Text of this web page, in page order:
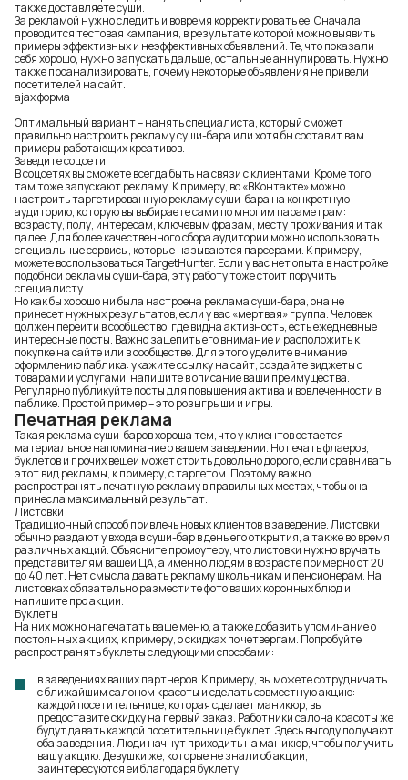
также доставляете суши.
За рекламой нужно следить и вовремя корректировать ее. Сначала
проводится тестовая кампания, в результате которой можно выявить
примеры эффективных и неэффективных объявлений. Те, что показали
себя хорошо, нужно запускать дальше, остальные аннулировать. Нужно
также проанализировать, почему некоторые объявления не привели
посетителей на сайт.
ajax форма
Оптимальный вариант – нанять специалиста, который сможет
правильно настроить рекламу суши-бара или хотя бы составит вам
примеры работающих креативов.
Заведите соцсети
В соцсетях вы сможете всегда быть на связи с клиентами. Кроме того,
там тоже запускают рекламу. К примеру, во «ВКонтакте» можно
настроить таргетированную рекламу суши-бара на конкретную
аудиторию, которую вы выбираете сами по многим параметрам:
возрасту, полу, интересам, ключевым фразам, месту проживания и так
далее. Для более качественного сбора аудитории можно использовать
специальные сервисы, которые называются парсерами. К примеру,
можете воспользоваться TargetHunter. Если у вас нет опыта в настройке
подобной рекламы суши-бара, эту работу тоже стоит поручить
специалисту.
Но как бы хорошо ни была настроена реклама суши-бара, она не
принесет нужных результатов, если у вас «мертвая» группа. Человек
должен перейти в сообщество, где видна активность, есть ежедневные
интересные посты. Важно зацепить его внимание и расположить к
покупке на сайте или в сообществе. Для этого уделите внимание
оформлению паблика: укажите ссылку на сайт, создайте виджеты с
товарами и услугами, напишите в описание ваши преимущества.
Регулярно публикуйте посты для повышения актива и вовлеченности в
паблике. Простой пример – это розыгрыши и игры.
Печатная реклама
Такая реклама суши-баров хороша тем, что у клиентов остается
материальное напоминание о вашем заведении. Но печать флаеров,
буклетов и прочих вещей может стоить довольно дорого, если сравнивать
этот вид рекламы, к примеру, с таргетом. Поэтому важно
распространять печатную рекламу в правильных местах, чтобы она
принесла максимальный результат.
Листовки
Традиционный способ привлечь новых клиентов в заведение. Листовки
обычно раздают у входа в суши-бар в день его открытия, а также во время
различных акций. Объясните промоутеру, что листовки нужно вручать
представителям вашей ЦА, а именно людям в возрасте примерно от 20
до 40 лет. Нет смысла давать рекламу школьникам и пенсионерам. На
листовках обязательно разместите фото ваших коронных блюд и
напишите про акции.
Буклеты
На них можно напечатать ваше меню, а также добавить упоминание о
постоянных акциях, к примеру, о скидках по четвергам. Попробуйте
распространять буклеты следующими способами:
в заведениях ваших партнеров. К примеру, вы можете сотрудничать
с ближайшим салоном красоты и сделать совместную акцию:
каждой посетительнице, которая сделает маникюр, вы
предоставите скидку на первый заказ. Работники салона красоты же
будут давать каждой посетительнице буклет. Здесь выгоду получают
оба заведения. Люди начнут приходить на маникюр, чтобы получить
вашу акцию. Девушки же, которые не знали об акции,
заинтересуются ей благодаря буклету;